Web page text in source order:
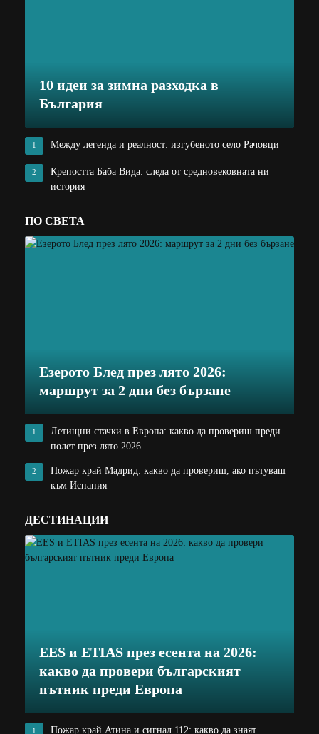
10 идеи за зимна разходка в
България
1 Между легенда и реалност: изгубеното село Рачовци
2
Крепостта Баба Вида: следа от средновековната ни
история
ПО СВЕТА
Езерото Блед през лято 2026:
маршрут за 2 дни без бързане
1
Летищни стачки в Европа: какво да провериш преди
полет през лято 2026
2
Пожар край Мадрид: какво да провериш, ако пътуваш
към Испания
ДЕСТИНАЦИИ
EES и ETIAS през есента на 2026:
какво да провери българският
пътник преди Европа
1 Пожар край Атина и сигнал 112: какво да знаят